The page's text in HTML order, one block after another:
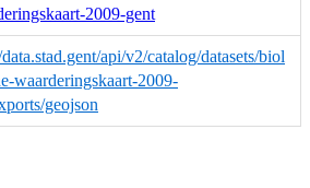
2009-gent
api/v2/catalog/datasets/biol
waarderingskaart-2009-
geojson